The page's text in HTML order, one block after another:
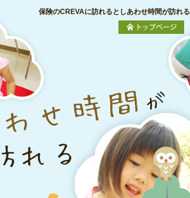
保険のCREVAに訪れるとしあわせ時間が訪れる